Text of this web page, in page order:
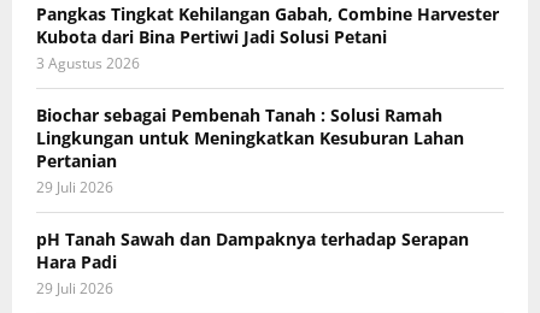
Pangkas Tingkat Kehilangan Gabah, Combine Harvester
Kubota dari Bina Pertiwi Jadi Solusi Petani
3 Agustus 2026
Biochar sebagai Pembenah Tanah : Solusi Ramah
Lingkungan untuk Meningkatkan Kesuburan Lahan
Pertanian
29 Juli 2026
pH Tanah Sawah dan Dampaknya terhadap Serapan
Hara Padi
29 Juli 2026